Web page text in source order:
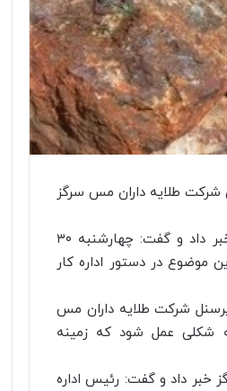
شرکت طلایه داران مس سرگز
مسلم مروجی فرد از بررسی خواسته های کارگران شرکت طلایه داران مس سرگز خبر داد و گفت: چهارشنبه ۳۰
موضوع در دستور اداره کار
پرسنل شرکت طلایه داران مس
به شکلی عمل شود که زمینه
خبر داد و گفت: رئیس اداره